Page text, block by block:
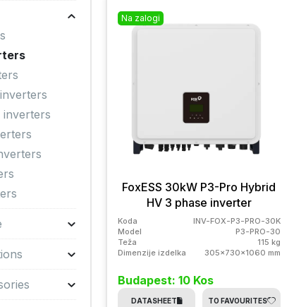
Na zalogi
FoxESS 30kW P3-Pro Hybrid
HV 3 phase inverter
Koda
INV-FOX-P3-PRO-30K
Model
P3-PRO-30
Teža
115 kg
Dimenzije izdelka
305x730x1060 mm
Budapest: 10 Kos
DATASHEET TO FAVOURITES
inverters